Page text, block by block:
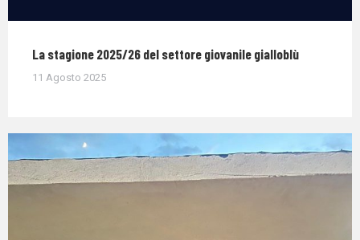
La stagione 2025/26 del settore giovanile gialloblù
11 Agosto 2025